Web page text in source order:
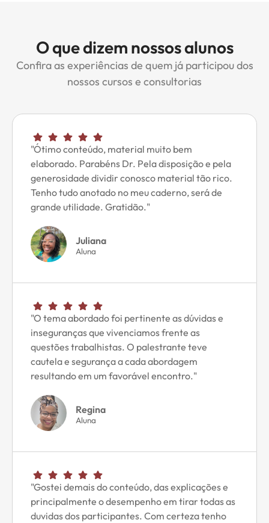
O que dizem nossos alunos
Confira as experiências de quem já participou dos
nossos cursos e consultorias
"Ótimo conteúdo, material muito bem
elaborado. Parabéns Dr. Pela disposição e pela
generosidade dividir conosco material tão rico.
Tenho tudo anotado no meu caderno, será de
grande utilidade. Gratidão."
Juliana
Aluna
"O tema abordado foi pertinente as dúvidas e
inseguranças que vivenciamos frente as
questões trabalhistas. O palestrante teve
cautela e segurança a cada abordagem
resultando em um favorável encontro."
Regina
Aluna
"Gostei demais do conteúdo, das explicações e
principalmente o desempenho em tirar todas as
duvidas dos participantes. Com certeza tenho